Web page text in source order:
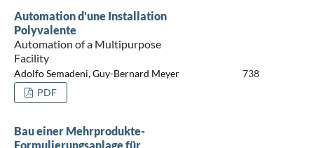
Automation d'une Installation
Polyvalente
Automation of a Multipurpose
Facility
Adolfo Semadeni, Guy-Bernard Meyer
738
PDF
Bau einer Mehrprodukte-
Formulierungsanlage für